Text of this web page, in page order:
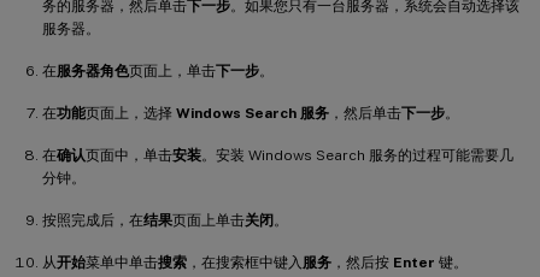
务的服务器，然后单击下一步。如果您只有一台服务器，系统会自动选择该
服务器。
在服务器角色页面上，单击下一步。
在功能页面上，选择 Windows Search 服务 ，然后单击下一步。
在确认页面中，单击安装。安装 Windows Search 服务的过程可能需要几
分钟。
按照完成后，在结果页面上单击关闭。
从开始菜单中单击搜索 ，在搜索框中键入 服务 ，然后按 Enter 键。